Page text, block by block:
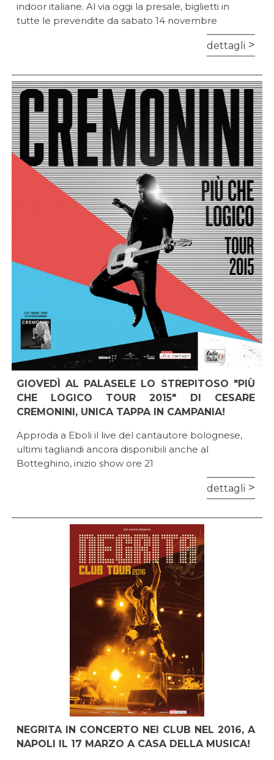
indoor italiane. Al via oggi la presale, biglietti in
tutte le prevendite da sabato 14 novembre
dettagli
GIOVEDÌ AL PALASELE LO STREPITOSO "PIÙ
CHE LOGICO TOUR 2015" DI CESARE
CREMONINI, UNICA TAPPA IN CAMPANIA!
Approda a Eboli il live del cantautore bolognese,
ultimi tagliandi ancora disponibili anche al
Botteghino, inizio show ore 21
dettagli
NEGRITA IN CONCERTO NEI CLUB NEL 2016, A
NAPOLI IL 17 MARZO A CASA DELLA MUSICA!